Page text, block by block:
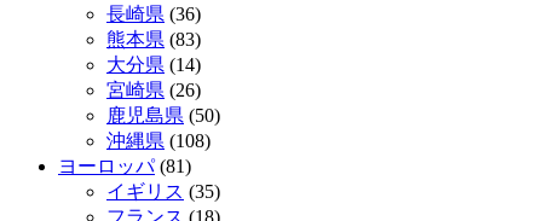
長崎県 (36)
熊本県 (83)
大分県 (14)
宮崎県 (26)
鹿児島県 (50)
沖縄県 (108)
ヨーロッパ(81)
イギリス (35)
フランス (18)